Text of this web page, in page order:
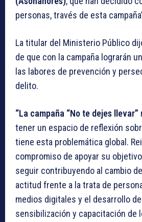
personas, través de esta
La titular del Ministerio Público
de que con la campaña lograrán
las labores de prevención y
delito.
“La campaña “No te dejes llevar”
tener un espacio de reflexión
tiene esta problemática global.
compromiso de apoyar su
seguir contribuyendo al cambio
actitud frente a la trata de
medios digitales y el desarrollo
sensibilización y capacitación de